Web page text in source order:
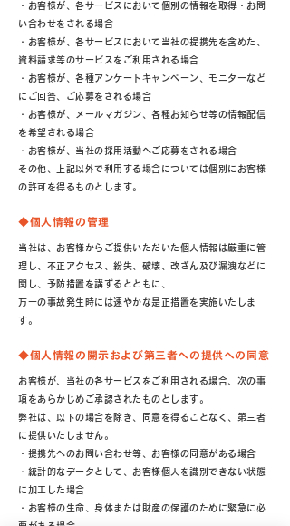
・お客様が、各サービスにおいて個別の情報を取得・お問
い合わせをされる場合
・お客様が、各サービスにおいて当社の提携先を含めた、
資料請求等のサービスをご利用される場合
・お客様が、各種アンケートキャンペーン、モニターなど
にご回答、ご応募をされる場合
・お客様が、メールマガジン、各種お知らせ等の情報配信
を希望される場合
・お客様が、当社の採用活動へご応募をされる場合
その他、上記以外で利用する場合については個別にお客様
の許可を得るものとします。
◆個人情報の管理
当社は、お客様からご提供いただいた個人情報は厳重に管
理し、不正アクセス、紛失、破壊、改ざん及び漏洩などに
関し、予防措置を講ずるとともに、
万一の事故発生時には速やかな是正措置を実施いたしま
す。
◆個人情報の開示および第三者への提供への同意
お客様が、当社の各サービスをご利用される場合、次の事
項をあらかじめご承認されたものとします。
弊社は、以下の場合を除き、同意を得ることなく、第三者
に提供いたしません。
・提携先へのお問い合わせ等、お客様の同意がある場合
・統計的なデータとして、お客様個人を識別できない状態
に加工した場合
・お客様の生命、身体または財産の保護のために緊急に必